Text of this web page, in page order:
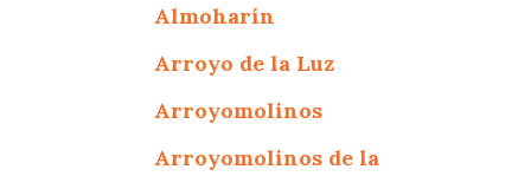
Almoharín
Arroyo de la Luz
Arroyomolinos
Arroyomolinos de la